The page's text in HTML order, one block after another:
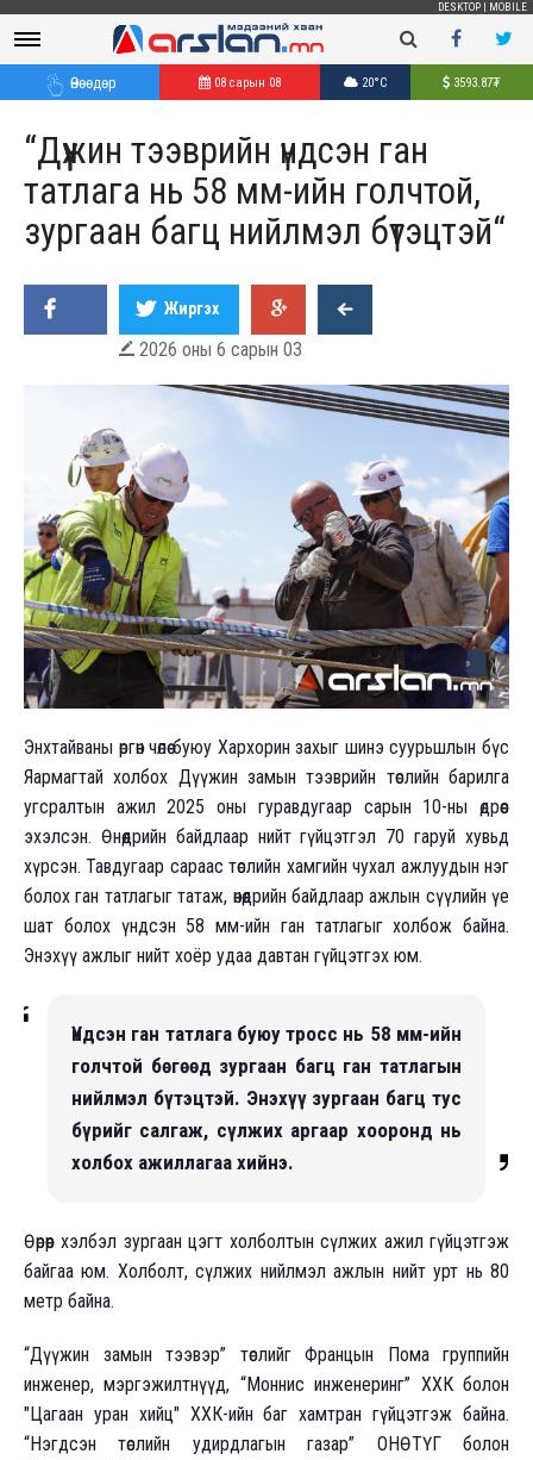
DESKTOP MOBILE
Өнөөдөр 08 сарын 08 20°C 3593.87₮
“Дүүжин тээврийн үндсэн ган
татлага нь 58 мм-ийн голчтой,
зургаан багц нийлмэл бүтэцтэй“
Жиргэх
 2026 оны 6 сарын 03
Энхтайваны өргөн чөлөө буюу Хархорин захыг шинэ суурьшлын бүс
Яармагтай холбох Дүүжин замын тээврийн төслийн барилга
угсралтын ажил 2025 оны гуравдугаар сарын 10-ны өдрөөс
эхэлсэн. Өнөөдрийн байдлаар нийт гүйцэтгэл 70 гаруй хувьд
хүрсэн. Тавдугаар сараас төслийн хамгийн чухал ажлуудын нэг
болох ган татлагыг татаж, өнөөдрийн байдлаар ажлын сүүлийн үе
шат болох үндсэн 58 мм-ийн ган татлагыг холбож байна.
Энэхүү ажлыг нийт хоёр удаа давтан гүйцэтгэх юм.
Үндсэн ган татлага буюу тросс нь 58 мм-ийн
голчтой бөгөөд зургаан багц ган татлагын
нийлмэл бүтэцтэй. Энэхүү зургаан багц тус
бүрийг салгаж, сүлжих аргаар хооронд нь
холбох ажиллагаа хийнэ.
Өөрөөр хэлбэл зургаан цэгт холболтын сүлжих ажил гүйцэтгэж
байгаа юм. Холболт, сүлжих нийлмэл ажлын нийт урт нь 80
метр байна.
“Дүүжин замын тээвэр” төслийг Францын Пома группийн
инженер, мэргэжилтнүүд, “Моннис инженеринг” ХХК болон
"Цагаан уран хийц" ХХК-ийн баг хамтран гүйцэтгэж байна.
“Нэгдсэн төслийн удирдлагын газар” ОНӨТҮГ болон